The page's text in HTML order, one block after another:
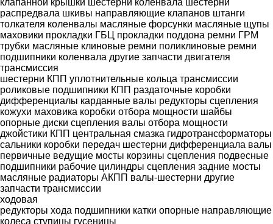
распредвала шкивы направляющие клапанов штанги
толкателя коленвалы масляные форсунки масляные щупы
маховики прокладки ГБЦ прокладки поддона ремни ГРМ
трубки масляные клиновые ремни поликлиновые ремни
подшипники коленвала другие запчасти двигателя
трансмиссия
шестерни КПП уплотнительные кольца трансмиссии
роликовые подшипники КПП раздаточные коробки
дифференциалы карданные валы редукторы сцепления
кожухи маховика коробки отбора мощности шайбы
опорные диски сцепления валы отбора мощности
джойстики КПП центральная смазка гидротрансформаторы
сальники коробки передач шестерни дифференциала валы
первичные ведущие мосты корзины сцепления подвесные
подшипники рабочие цилиндры сцепления задние мосты
масляные радиаторы АКПП валы-шестерни другие
запчасти трансмиссии
ходовая
редукторы хода подшипники катки опорные направляющие
колеса ступицы гусеницы